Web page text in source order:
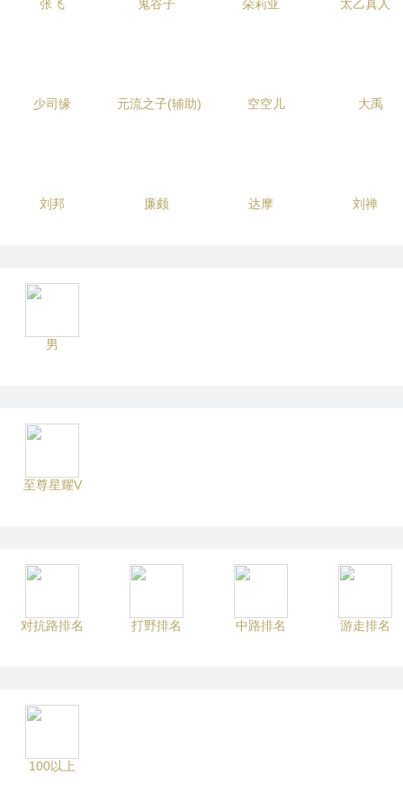
张飞 鬼谷子 朵莉亚 太乙真人
少司缘 元流之子(辅助) 空空儿 大禹
刘邦 廉颇 达摩 刘禅
男
至尊星耀V
对抗路排名 打野排名 中路排名 游走排名
100以上